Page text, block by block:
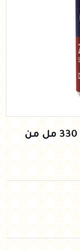
هيلثي كولا مشروب غازي كولا 330 مل من